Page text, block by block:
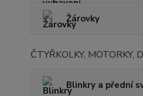
Žárovky
ČTYŘKOLKY, MOTORKY,
Blinkry a přední